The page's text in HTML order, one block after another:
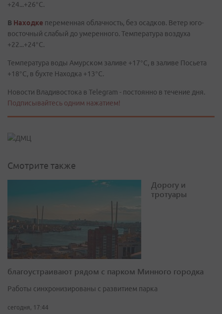
+24...+26°C.
В Находке переменная облачность, без осадков. Ветер юго-
восточный слабый до умеренного. Температура воздуха
+22...+24°C.
Температура воды Амурском заливе +17°C, в заливе Посьета
+18°C, в бухте Находка +13°C.
Новости Владивостока в Telegram - постоянно в течение дня.
Подписывайтесь одним нажатием!
Смотрите также
Дорогу и
тротуары
благоустраивают рядом с парком Минного городка
Работы синхронизированы с развитием парка
сегодня, 17:44